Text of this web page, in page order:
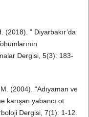
(2018). ” Diyarbakır’da
Dergisi, 5(3): 183-
(2004). “Adıyaman ve
karışan yabancı ot
Dergisi, 7(1): 1-12.